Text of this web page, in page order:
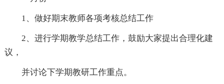
1、做好期末教师各项考核总结工作
2、进行学期教学总结工作，鼓励大家提出合理化建
议，
并讨论下学期教研工作重点。